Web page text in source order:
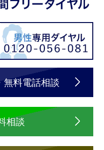
無料電話相談
相談